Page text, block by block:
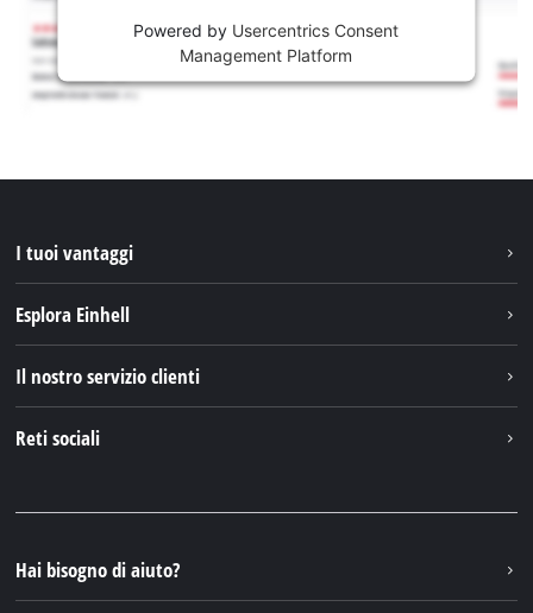
Powered by Usercentrics Consent
Management Platform
I tuoi vantaggi
Esplora Einhell
Einhell Germany AG
Il nostro servizio clienti
Reti sociali
Instagram
TikTok
Hai bisogno di aiuto?